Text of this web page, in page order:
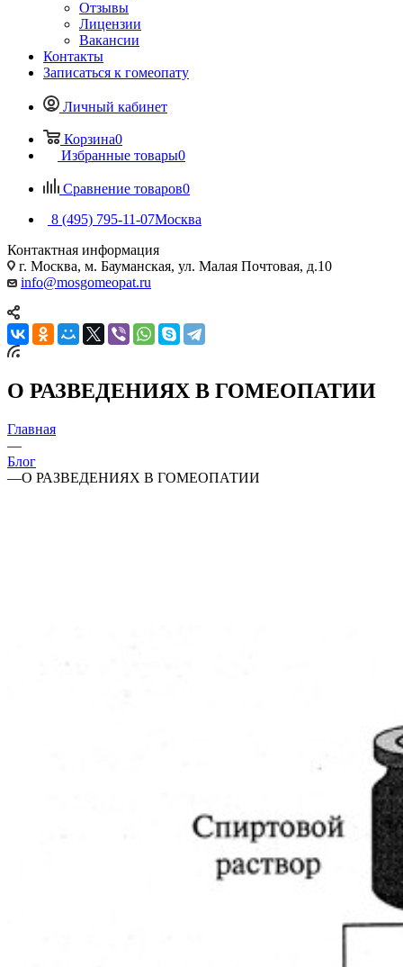
Отзывы
Лицензии
Вакансии
Контакты
Записаться к гомеопату
Личный кабинет
Корзина0
Избранные товары0
Сравнение товаров0
8 (495) 795-11-07Москва
Контактная информация
г. Москва, м. Бауманская, ул. Малая Почтовая, д.10
info@mosgomeopat.ru
О РАЗВЕДЕНИЯХ В ГОМЕОПАТИИ
Главная
—
Блог
—О РАЗВЕДЕНИЯХ В ГОМЕОПАТИИ